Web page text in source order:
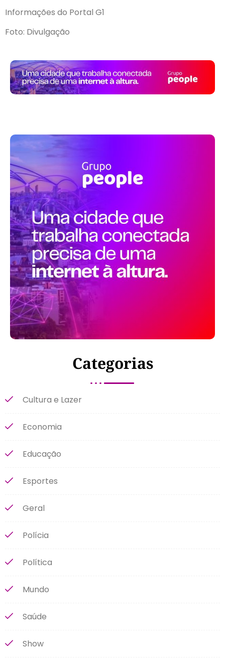
Informações do Portal G1
Foto: Divulgação
Categorias
Cultura e Lazer
Economia
Educação
Esportes
Geral
Polícia
Política
Mundo
Saúde
Show